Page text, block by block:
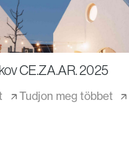
CE.ZA.AR. 2025
Tudjon meg többet